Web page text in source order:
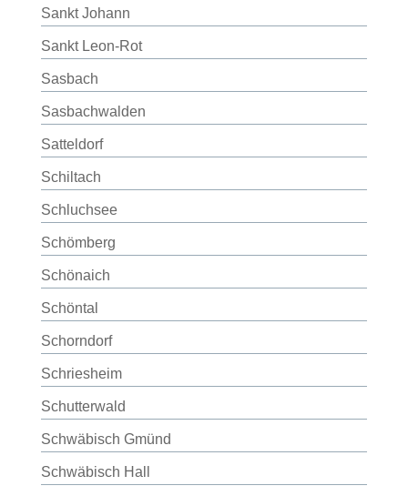
Sankt Johann
Sankt Leon-Rot
Sasbach
Sasbachwalden
Satteldorf
Schiltach
Schluchsee
Schömberg
Schönaich
Schöntal
Schorndorf
Schriesheim
Schutterwald
Schwäbisch Gmünd
Schwäbisch Hall